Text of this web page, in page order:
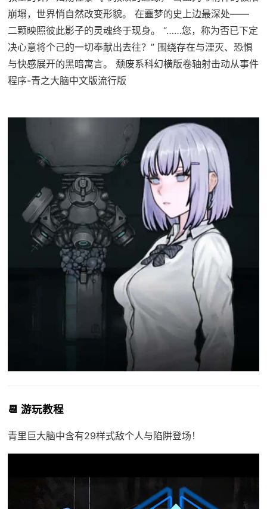
崩塌，世界悄自然改变形貌。 在噩梦的史上边最深处——
二颗映照彼此影子的灵魂终于现身。 “……您，称为否已下定
决心意将个己的一切奉献出去往？” 围绕存在与湮灭、恐惧
与快感展开的黑暗寓言。 颓废系科幻横版卷轴射击动从事件
程序-青之大脑中文版流行版
📆 游玩教程
青里巨大脑中含有29样式敌个人与陷阱登场！